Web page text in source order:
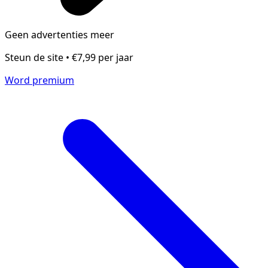
Geen advertenties meer
Steun de site • €7,99 per jaar
Word premium